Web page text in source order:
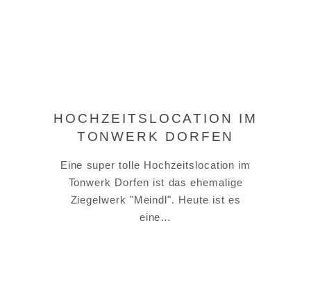
HOCHZEITSLOCATION IM
TONWERK DORFEN
Eine super tolle Hochzeitslocation im
Tonwerk Dorfen ist das ehemalige
Ziegelwerk "Meindl". Heute ist es
eine…